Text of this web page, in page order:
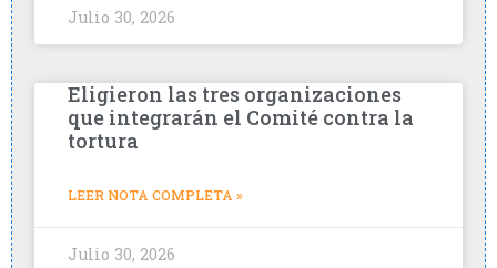
Julio 30, 2026
Eligieron las tres organizaciones
que integrarán el Comité contra la
tortura
LEER NOTA COMPLETA »
Julio 30, 2026